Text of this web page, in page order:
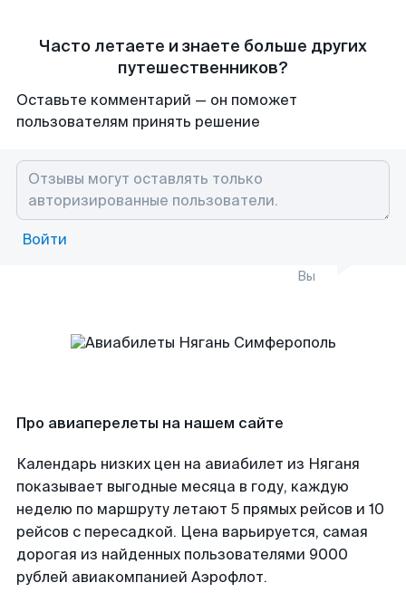
Часто летаете и знаете больше других
путешественников?
Оставьте комментарий — он поможет
пользователям принять решение
Войти
Вы
Про авиаперелеты на нашем сайте
Календарь низких цен на авиабилет из Няганя
показывает выгодные месяца в году, каждую
неделю по маршруту летают 5 прямых рейсов и 10
рейсов с пересадкой. Цена варьируется, самая
дорогая из найденных пользователями 9000
рублей авиакомпанией Аэрофлот.